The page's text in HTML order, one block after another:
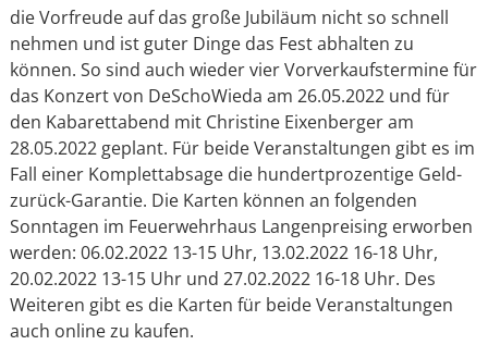
die Vorfreude auf das große Jubiläum nicht so schnell
nehmen und ist guter Dinge das Fest abhalten zu
können. So sind auch wieder vier Vorverkaufstermine für
das Konzert von DeSchoWieda am 26.05.2022 und für
den Kabarettabend mit Christine Eixenberger am
28.05.2022 geplant. Für beide Veranstaltungen gibt es im
Fall einer Komplettabsage die hundertprozentige Geld-
zurück-Garantie. Die Karten können an folgenden
Sonntagen im Feuerwehrhaus Langenpreising erworben
werden: 06.02.2022 13-15 Uhr, 13.02.2022 16-18 Uhr,
20.02.2022 13-15 Uhr und 27.02.2022 16-18 Uhr. Des
Weiteren gibt es die Karten für beide Veranstaltungen
auch online zu kaufen.